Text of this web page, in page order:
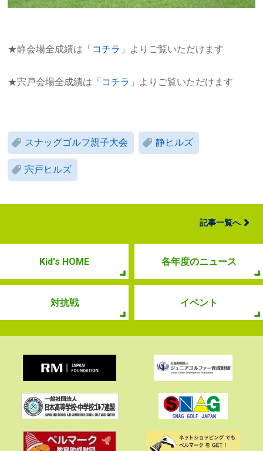
★静会場全成績は 「コチラ」 よりご覧いただけます
★宍戸会場全成績は 「コチラ」 よりご覧いただけます
スナッグゴルフ親子大会 静ヒルズ
宍戸ヒルズ
記事一覧へ
Kid's HOME 各年度のニュース
対抗戦 イベント